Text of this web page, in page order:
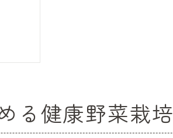
力る健康野菜栽培